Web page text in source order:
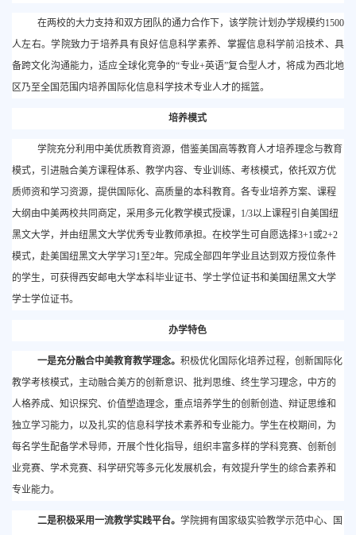
在两校的大力支持和双方团队的通力合作下，该学院计划办学规模约1500
人左右。学院致力于培养具有良好信息科学素养、掌握信息科学前沿技术、具
备跨文化沟通能力，适应全球化竞争的“专业+英语”复合型人才，将成为西北地
区乃至全国范围内培养国际化信息科学技术专业人才的摇篮。
培养模式
学院充分利用中美优质教育资源，借鉴美国高等教育人才培养理念与教育
模式，引进融合美方课程体系、教学内容、专业训练、考核模式，依托双方优
质师资和学习资源，提供国际化、高质量的本科教育。 各专业培养方案、课程
大纲由中美两校共同商定，采用多元化教学模式授课，1/3以上课程引自美国纽
黑文大学，并由纽黑文大学优秀专业教师承担。在校学生可自愿选择3+1或2+2
模式，赴美国纽黑文大学学习1至2年。完成全部四年学业且达到双方授位条件
的学生，可获得西安邮电大学本科毕业证书、学士学位证书和美国纽黑文大学
学士学位证书。
办学特色
一是充分融合中美教育教学理念。 积极优化国际化培养过程，创新国际化
教学考核模式，主动融合美方的创新意识、 批判思维、终生学习理念，中方的
人格养成、知识探究、价值塑造理念，重点培养学生的创新创造、辩证思维和
独立学习能力，以及扎实的信息科学技术素养和专业能力。学生在校期间，为
每名学生配备学术导师，开展个性化指导，组织丰富多样的学科竞赛、创新创
业竞赛、学术竞赛、科学研究等多元化发展机会，有效提升学生的综合素养和
专业能力。
二是积极采用一流教学实践平台。 学院拥有国家级实验教学示范中心、国